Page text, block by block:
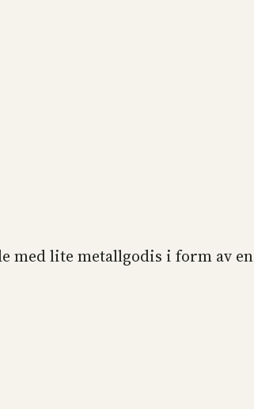
med lite metallgodis i form av en